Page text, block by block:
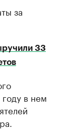
за
33
в нем